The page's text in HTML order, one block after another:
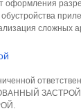
оформления
сложных